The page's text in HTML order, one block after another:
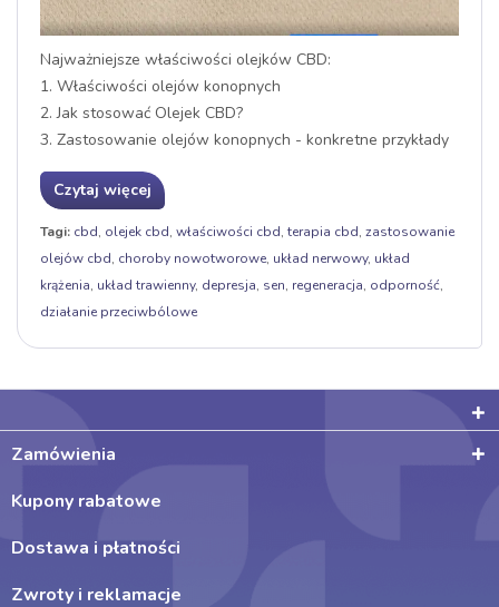
Najważniejsze właściwości olejków CBD:
1. Właściwości olejów konopnych
2. Jak stosować Olejek CBD?
3. Zastosowanie olejów konopnych - konkretne przykłady
Czytaj więcej
Tagi: cbd, olejek cbd, właściwości cbd, terapia cbd, zastosowanie
olejów cbd, choroby nowotworowe, układ nerwowy, układ
krążenia, układ trawienny, depresja, sen, regeneracja, odporność,
działanie przeciwbólowe
Zamówienia
Kupony rabatowe
Dostawa i płatności
Zwroty i reklamacje